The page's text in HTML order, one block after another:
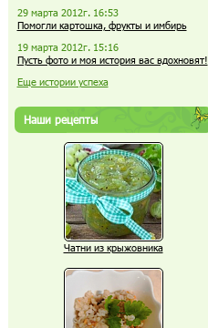
29 марта 2012г. 16:53
Помогли картошка, фрукты и имбирь
19 марта 2012г. 15:16
Пусть фото и моя история вас вдохновят!
Еще истории успеха
Наши рецепты
Чатни из крыжовника